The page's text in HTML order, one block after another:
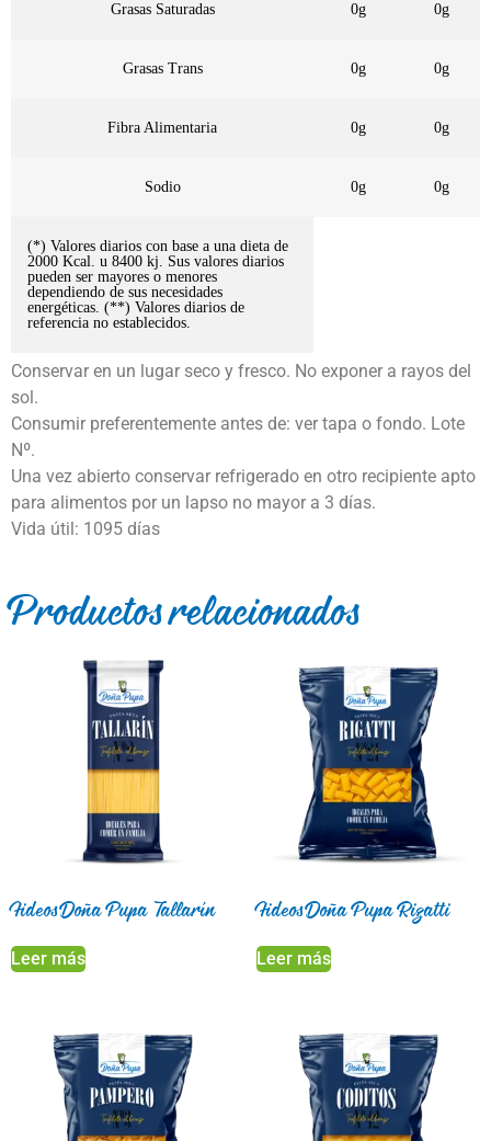
Grasas Saturadas 0g 0g
Grasas Trans 0g 0g
Fibra Alimentaria 0g 0g
Sodio 0g 0g
(*) Valores diarios con base a una dieta de
2000 Kcal. u 8400 kj. Sus valores diarios
pueden ser mayores o menores
dependiendo de sus necesidades
energéticas. (**) Valores diarios de
referencia no establecidos.
Conservar en un lugar seco y fresco. No exponer a rayos del
sol.
Consumir preferentemente antes de: ver tapa o fondo. Lote
Nº.
Una vez abierto conservar refrigerado en otro recipiente apto
para alimentos por un lapso no mayor a 3 días.
Vida útil: 1095 días
Productos relacionados
Fideos Doña Pupa Tallarín
Leer más
Fideos Doña Pupa Rigatti
Leer más